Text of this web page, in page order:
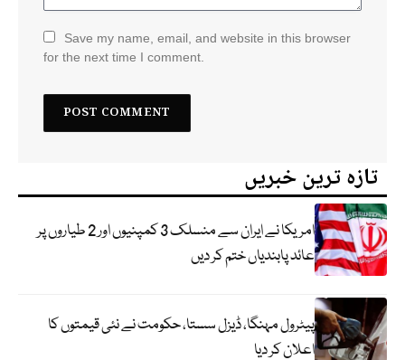
Save my name, email, and website in this browser
for the next time I comment.
تازہ ترین خبریں
امریکا نے ایران سے منسلک 3 کمپنیوں اور 2 طیاروں پر
عائد پابندیاں ختم کر دیں
پیٹرول مہنگا، ڈیزل سستا، حکومت نے نئی قیمتوں کا
اعلان کر دیا